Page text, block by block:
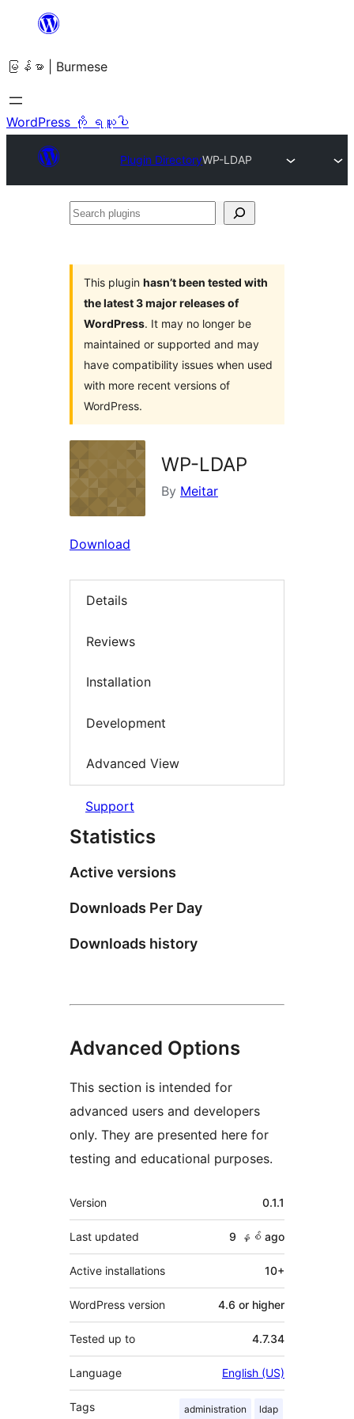
အကြောင်းအရာ
ကျော်သွား
ရန်
မြန်မာ | Burmese
WordPress ကို ရယူပါ
Plugin DirectoryWP-LDAP
Search
This plugin hasn’t been tested with
the latest 3 major releases of
WordPress. It may no longer be
maintained or supported and may
have compatibility issues when used
with more recent versions of
WordPress.
WP-LDAP
By Meitar
Download
Details
Reviews
Installation
Development
Advanced View
Support
Statistics
Active versions
Downloads Per Day
Downloads history
Advanced Options
This section is intended for
advanced users and developers
only. They are presented here for
testing and educational purposes.
Meta
Version 0.1.1
Last updated 9 နှစ် ago
Active installations 10+
WordPress version 4.6 or higher
Tested up to 4.7.34
Language English (US)
Tags administration ldap